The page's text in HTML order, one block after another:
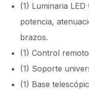
(1) Luminaria
potencia,
brazos.
(1) Control remoto
(1) Soporte
(1) Base